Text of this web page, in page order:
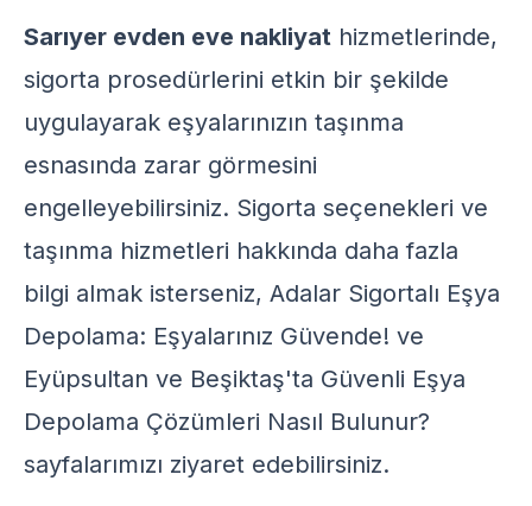
Sarıyer evden eve nakliyat hizmetlerinde,
sigorta prosedürlerini etkin bir şekilde
uygulayarak eşyalarınızın taşınma
esnasında zarar görmesini
engelleyebilirsiniz. Sigorta seçenekleri ve
taşınma hizmetleri hakkında daha fazla
bilgi almak isterseniz, Adalar Sigortalı Eşya
Depolama: Eşyalarınız Güvende! ve
Eyüpsultan ve Beşiktaş'ta Güvenli Eşya
Depolama Çözümleri Nasıl Bulunur?
sayfalarımızı ziyaret edebilirsiniz.